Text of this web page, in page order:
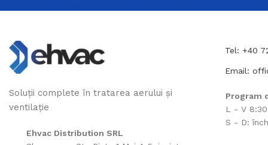
Soluții complete în tratarea aerului și
ventilație
Ehvac Distribution SRL
Tel: +40
Email:
Program
L - V
S - D: